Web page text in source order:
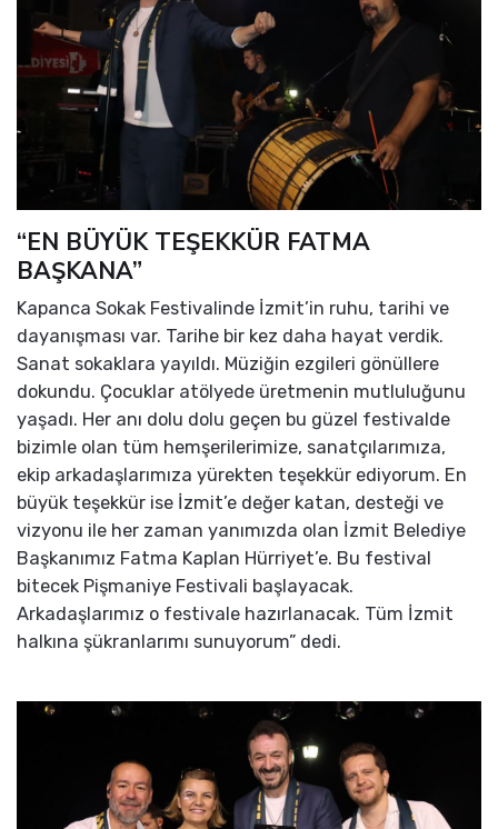
“EN BÜYÜK TEŞEKKÜR FATMA
BAŞKANA”
Kapanca Sokak Festivalinde İzmit’in ruhu, tarihi ve
dayanışması var. Tarihe bir kez daha hayat verdik.
Sanat sokaklara yayıldı. Müziğin ezgileri gönüllere
dokundu. Çocuklar atölyede üretmenin mutluluğunu
yaşadı. Her anı dolu dolu geçen bu güzel festivalde
bizimle olan tüm hemşerilerimize, sanatçılarımıza,
ekip arkadaşlarımıza yürekten teşekkür ediyorum. En
büyük teşekkür ise İzmit’e değer katan, desteği ve
vizyonu ile her zaman yanımızda olan İzmit Belediye
Başkanımız Fatma Kaplan Hürriyet’e. Bu festival
bitecek Pişmaniye Festivali başlayacak.
Arkadaşlarımız o festivale hazırlanacak. Tüm İzmit
halkına şükranlarımı sunuyorum” dedi.